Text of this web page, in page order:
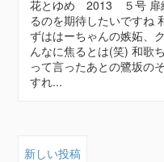
花とゆめ 2013 ５号 扉
るのを期待したいですね
ずははーちゃんの嫉妬、
んなに焦るとは(笑) 和歌
って言ったあとの鷺坂の
すれ...
新しい投稿